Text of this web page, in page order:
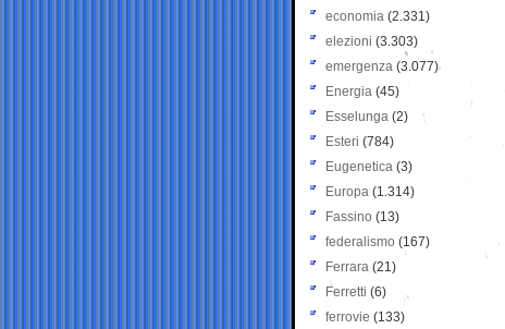
economia (2.331)
elezioni (3.303)
emergenza (3.077)
Energia (45)
Esselunga (2)
Esteri (784)
Eugenetica (3)
Europa (1.314)
Fassino (13)
federalismo (167)
Ferrara (21)
Ferretti (6)
ferrovie (133)